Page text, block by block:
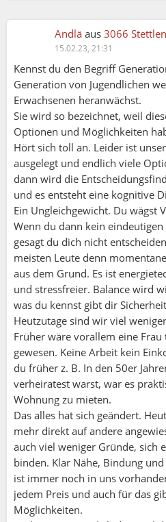
Andlä aus 3066 Stettlen
15.02.23, 21:31
Kennst du den Begriff
Generation von Jugendlichen
Erwachsenen heranwächst.
Sie wird so bezeichnet, weil
Optionen und Möglichkeiten
Hört sich toll an. Leider ist
ausgelegt und endlich viele
dann wird die
und es entsteht eine kognitive
Ein Ungleichgewicht. Du wägst
Wenn du dann kein
gesagt du dich nicht
meisten Leute denn
aus dem Grund. Es ist
und stressfreier. Balance wird
was du kennst gibt dir
Heutzutage sind wir viel
Früher wäre vorallem eine Frau
gewesen. Keine Arbeit kein
du früher z. B. In den 50er
verheiratest warst, war es
Wohnung zu mieten.
Das alles hat sich geändert.
mehr direkt auf andere
auch viel weniger Gründe, sich
binden. Klar Nähe, Bindung
ist immer noch in uns
jedem Preis und auch für das
Möglichkeiten.